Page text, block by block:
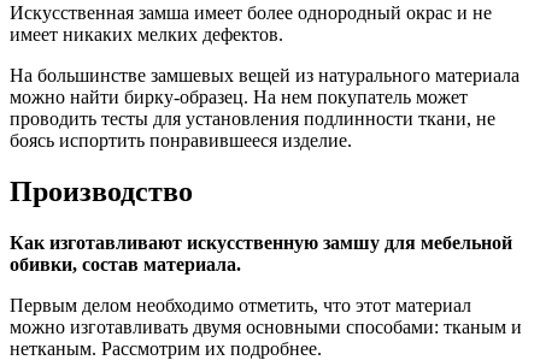
Искусственная замша имеет более однородный окрас и не
имеет никаких мелких дефектов.
На большинстве замшевых вещей из натурального материала
можно найти бирку-образец. На нем покупатель может
проводить тесты для установления подлинности ткани, не
боясь испортить понравившееся изделие.
Производство
Как изготавливают искусственную замшу для мебельной
обивки, состав материала.
Первым делом необходимо отметить, что этот материал
можно изготавливать двумя основными способами: тканым и
нетканым. Рассмотрим их подробнее.